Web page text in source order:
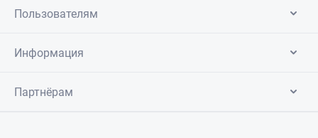
Пользователям
Информация
Партнёрам